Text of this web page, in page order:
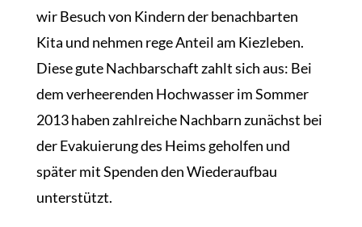
wir Besuch von Kindern der benachbarten
Kita und nehmen rege Anteil am Kiezleben.
Diese gute Nachbarschaft zahlt sich aus: Bei
dem verheerenden Hochwasser im Sommer
2013 haben zahlreiche Nachbarn zunächst bei
der Evakuierung des Heims geholfen und
später mit Spenden den Wiederaufbau
unterstützt.